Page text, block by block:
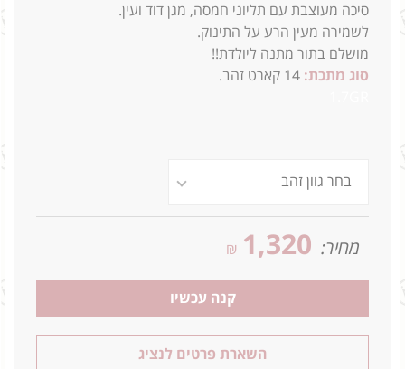
סיכה מעוצבת עם תליוני חמסה, מגן דוד ועין.
לשמירה מעין הרע על התינוק.
מושלם בתור מתנה ליולדת!!
סוג מתכת: 14 קארט זהב.
מחיר: 1,320
₪
קנה עכשיו
השארת פרטים לנציג